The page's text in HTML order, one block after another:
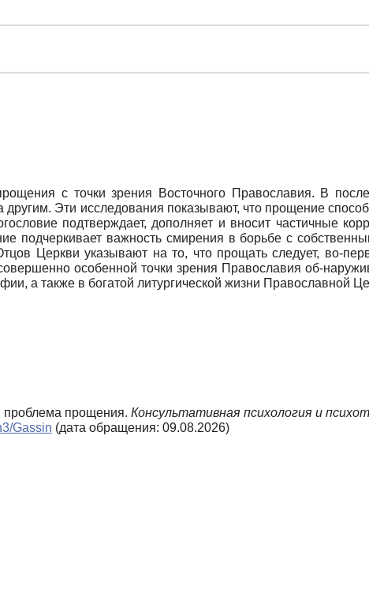
с точки зрения Восточного Православия. В
Эти исследования показывают, что прощение
подтверждает, дополняет и вносит частичные
подчеркивает важность смирения в борьбе с
Церкви указывают на то, что прощать следует, во-
особенной точки зрения Православия об-
а также в богатой литургической жизни Православной
проблема прощения. Консультативная психология и
Gassin (дата обращения: 09.08.2026)